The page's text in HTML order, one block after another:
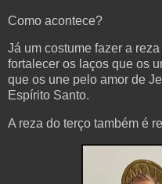
Como acontece?
Já um costume fazer a
fortalecer os laços que os
que os une pelo amor de
Espírito Santo.
A reza do terço também é